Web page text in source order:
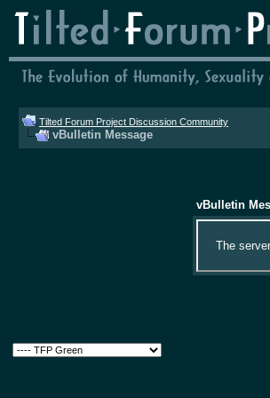
Tilted Forum Project Discussion Community
vBulletin Message
vBulletin
The